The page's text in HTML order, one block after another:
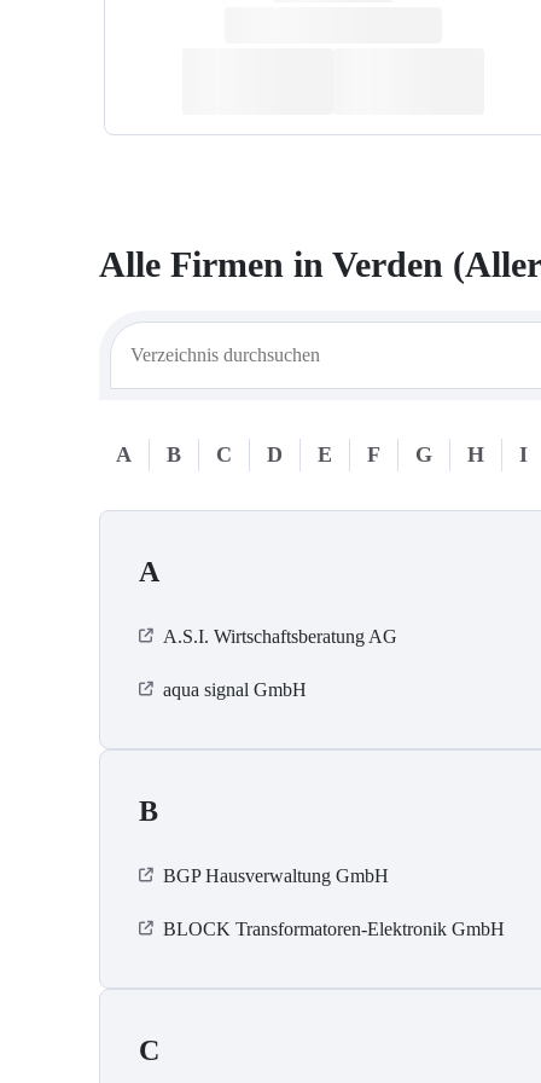
Alle Firmen in Verden
A B C D E F G H I
A
A.S.I. Wirtschaftsberatung AG
aqua signal GmbH
B
BGP Hausverwaltung GmbH
BLOCK Transformatoren-Elektronik GmbH
C